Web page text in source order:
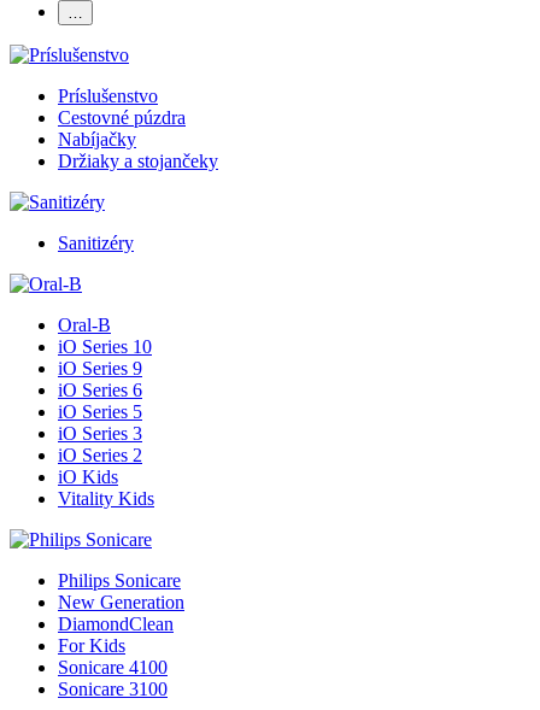
…
Príslušenstvo
Cestovné púzdra
Nabíjačky
Držiaky a stojančeky
Sanitizéry
Oral-B
iO Series 10
iO Series 9
iO Series 6
iO Series 5
iO Series 3
iO Series 2
iO Kids
Vitality Kids
Philips Sonicare
New Generation
DiamondClean
For Kids
Sonicare 4100
Sonicare 3100